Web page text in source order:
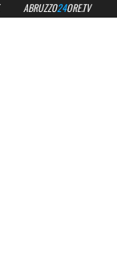
ABRUZZO24ORE.TV